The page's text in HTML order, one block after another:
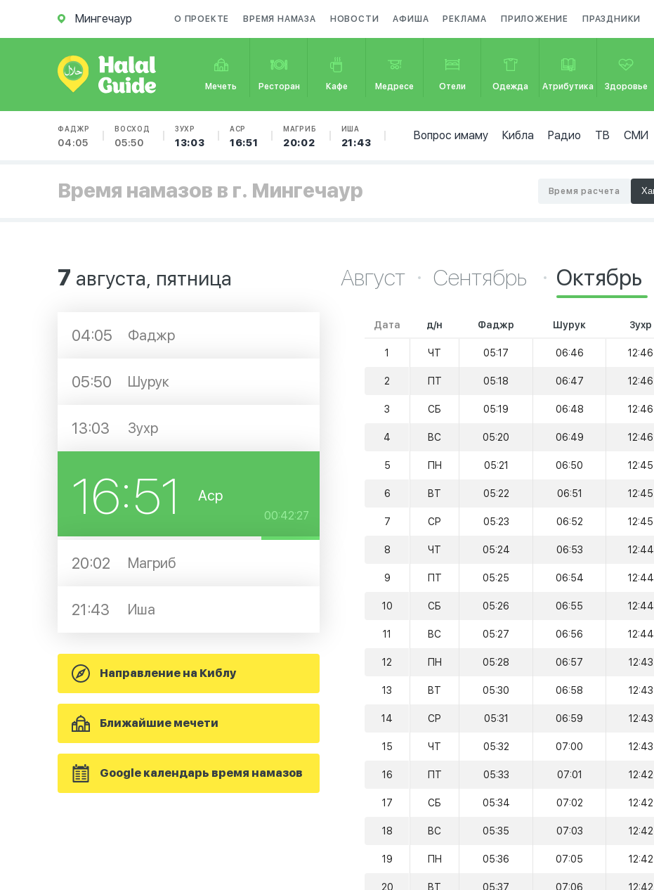
Мингечаур О ПРОЕКТЕ ВРЕМЯ НАМАЗА НОВОСТИ АФИША РЕКЛАМА ПРИЛОЖЕНИЕ ПРАЗДНИКИ
Мечеть Ресторан Кафе Медресе Отели Одежда Атрибутика Здоровье
ФАДЖР
04:05
ВОСХОД
05:50
ЗУХР
13:03
АСР
16:51
МАГРИБ
20:02
ИША
21:43
Вопрос имаму Кибла Радио ТВ СМИ
Время намазов в г. Мингечаур Время расчета
7 августа, пятница
04:05 Фаджр
05:50 Шурук
13:03 Зухр
16:51 Аср
00:42:27
20:02 Магриб
21:43 Иша
Направление на Киблу
Ближайшие мечети
Google календарь время намазов
Август Сентябрь Октябрь
Дата д/н Фаджр Шурук Зухр
1 ЧТ 05:17 06:46 12:46
2 ПТ 05:18 06:47 12:46
3 СБ 05:19 06:48 12:46
4 ВС 05:20 06:49 12:46
5 ПН 05:21 06:50 12:45
6 ВТ 05:22 06:51 12:45
7 СР 05:23 06:52 12:45
8 ЧТ 05:24 06:53 12:44
9 ПТ 05:25 06:54 12:44
10 СБ 05:26 06:55 12:44
11 ВС 05:27 06:56 12:44
12 ПН 05:28 06:57 12:43
13 ВТ 05:30 06:58 12:43
14 СР 05:31 06:59 12:43
15 ЧТ 05:32 07:00 12:43
16 ПТ 05:33 07:01 12:42
17 СБ 05:34 07:02 12:42
18 ВС 05:35 07:03 12:42
19 ПН 05:36 07:05 12:42
20 ВТ 05:37 07:06 12:42